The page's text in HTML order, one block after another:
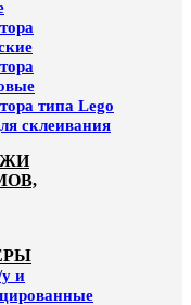
типа Lego
склеивания
и